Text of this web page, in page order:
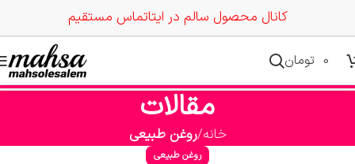
کانال محصول سالم در ایتاتماس مستقیم
0 تومان
مقالات
خانه روغن طبیعی
روغن طبیعی